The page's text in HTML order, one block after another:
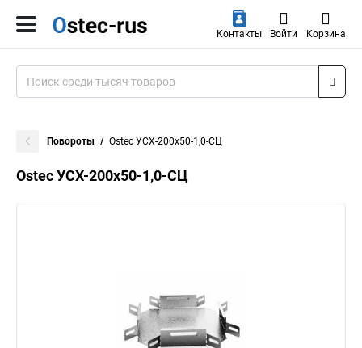
Контакты Войти Корзина
Повороты Ostec УСХ-200х50-1,0-СЦ
Ostec УСХ-200х50-1,0-СЦ